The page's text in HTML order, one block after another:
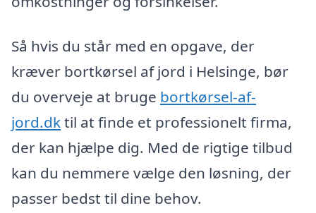
Så hvis du står med en opgave, der
kræver bortkørsel af jord i Helsinge, bør
du overveje at bruge bortkørsel-af-
jord.dktil at finde et professionelt firma,
der kan hjælpe dig. Med de rigtige tilbud
kan du nemmere vælge den løsning, der
passer bedst til dine behov.